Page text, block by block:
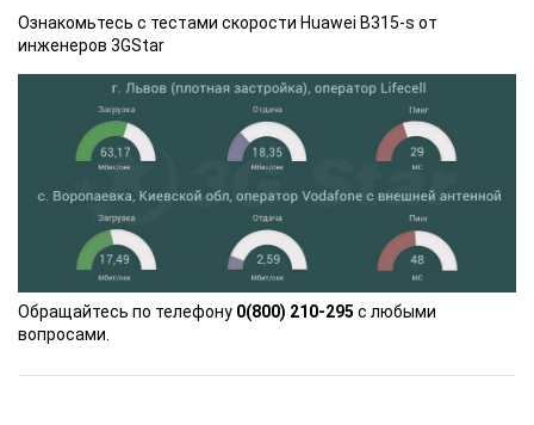
Ознакомьтесь с тестами скорости Huawei B315-s от
инженеров 3GStar
Обращайтесь по телефону 0(800) 210-295 с любыми
вопросами.